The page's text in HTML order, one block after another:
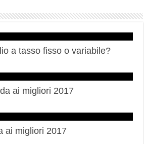
a tasso fisso o variabile?
ai migliori 2017
ai migliori 2017